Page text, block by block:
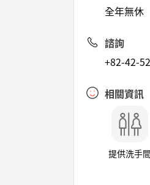
全年無休
諮詢
+82-42-
相關資訊
提供洗手間